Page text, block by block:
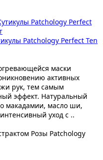
Patchology Perfect Ten
маски
активных
рук, тем самым
эффект. Натуральный
макадамии, масло ши,
уход с ..
Розы Patchology